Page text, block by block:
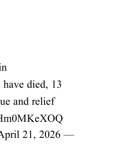
died, 13
and relief
— IANS (@ians_india)
21, 2026